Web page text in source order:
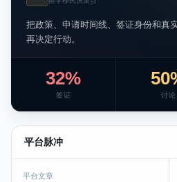
把政策、申请时间线、签证身份和真
再决定行动。
32%
签证 讨论
平台脉冲
平台文章